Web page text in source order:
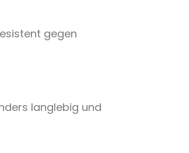
gegen
langlebig und